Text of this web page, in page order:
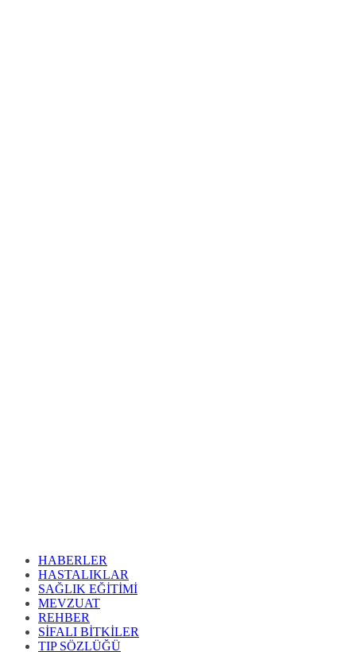
HABERLER
HASTALIKLAR
SAĞLIK EĞİTİMİ
MEVZUAT
REHBER
SİFALI BİTKİLER
TIP SÖZLÜĞÜ